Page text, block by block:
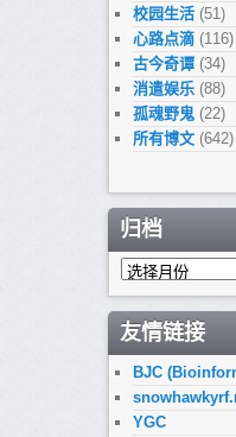
校园生活(51)
心路点滴(116)
古今奇谭(34)
消遣娱乐(88)
孤魂野鬼(22)
所有博文(642)
归档
归
友情链接
BJC
YGC